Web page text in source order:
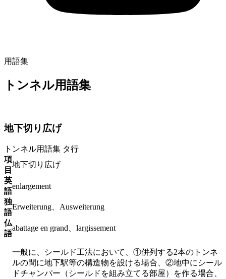
用語集
トンネル用語集
地下切り広げ
トンネル用語集 タ行
項
目
地下切り広げ
英
語
enlargement
独
語
Erweiterung、Ausweiterung
仏
語
abattage en grand、largissement
一般に、シールド工法において、①併列する2本のトンネ
ルの間に地下駅等の構造物を設ける場合、②地中にシール
ドチャンパー（シールドを組み立てる部屋）を作る場合、